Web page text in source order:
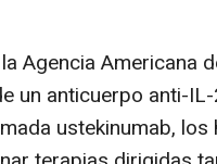
Agencia Americana
un anticuerpo anti-
ustekinumab,